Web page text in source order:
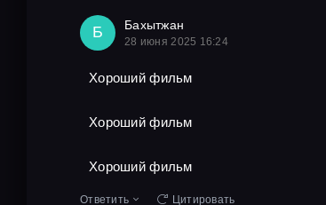
Б Бахытжан
28 июня 2025 16:24
Хороший фильм
Хороший фильм
Хороший фильм
Ответить Цитировать